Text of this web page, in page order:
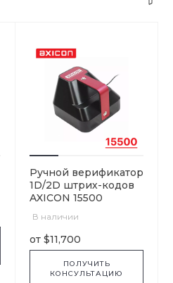
Ручной верификатор
1D/2D штрих-кодов
AXICON 15500
В наличии
от $11,700
ПОЛУЧИТЬ
КОНСУЛЬТАЦИЮ